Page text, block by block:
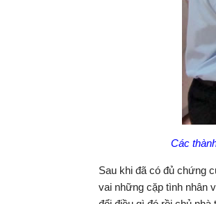
Các
Sau khi đã có đủ chứng
vai những cặp tình nhân